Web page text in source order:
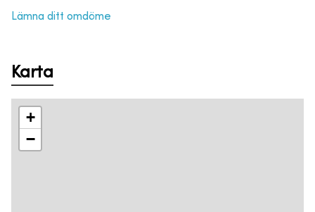
Lämna ditt omdöme
Karta
+
−